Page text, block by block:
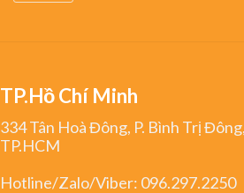
TP.Hồ Chí Minh
334 Tân Hoà Đông, P. Bình Trị
TP.HCM
Hotline/Zalo/Viber: 096.297.2250